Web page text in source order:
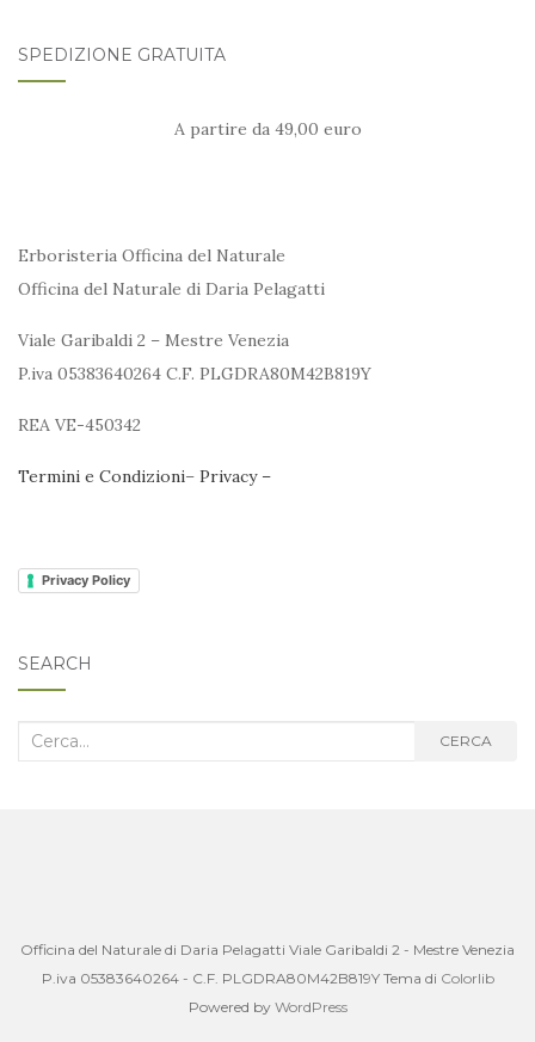
SPEDIZIONE GRATUITA
A partire da 49,00 euro
Erboristeria Officina del Naturale
Officina del Naturale di Daria Pelagatti
Viale Garibaldi 2 – Mestre Venezia
P.iva 05383640264 C.F. PLGDRA80M42B819Y
REA VE-450342
Termini e Condizioni– Privacy –
Privacy Policy
SEARCH
Cerca
CERCA
Officina del Naturale di Daria Pelagatti Viale Garibaldi 2 - Mestre Venezia
P.iva 05383640264 - C.F. PLGDRA80M42B819Y Tema di Colorlib
Powered by WordPress